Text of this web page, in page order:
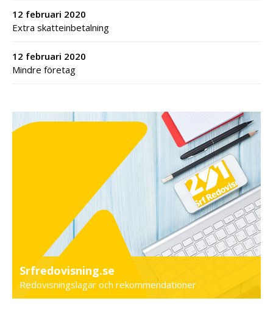
12 februari 2020
Extra skatteinbetalning
12 februari 2020
Mindre företag
Srfredovisning.se
Redovisningslagar och rekommendationer